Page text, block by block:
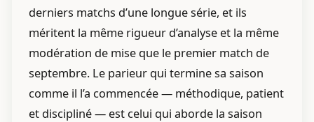
derniers matchs d’une longue série, et ils
méritent la même rigueur d’analyse et la même
modération de mise que le premier match de
septembre. Le parieur qui termine sa saison
comme il l’a commencée — méthodique, patient
et discipliné — est celui qui aborde la saison